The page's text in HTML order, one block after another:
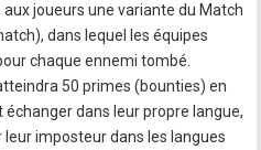
joueurs une variante du Match
dans lequel les équipes
chaque ennemi tombé.
50 primes (bounties) en
dans leur propre langue,
imposteur dans les langues